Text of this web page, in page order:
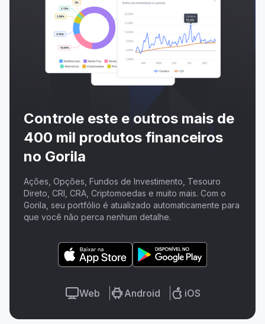
Controle este e outros mais de
400 mil produtos financeiros
no Gorila
Ações, Opções, Fundos de Investimento, Tesouro
Direto, CRI, CRA, Criptomoedas e muito mais. Com o
Gorila, seu portfólio é atualizado automaticamente para
que você não perca nenhum detalhe.
Web Android iOS